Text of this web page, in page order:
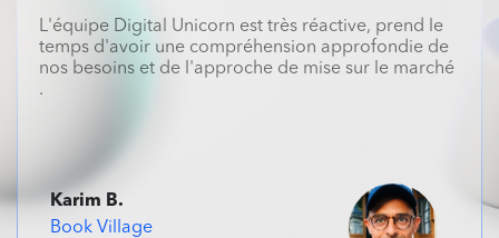
Nous avons surtout apprécié la disponibilité et la
réactivité des équipes, ainsi que leur force de
proposition.
Stella
SMC PROTECT